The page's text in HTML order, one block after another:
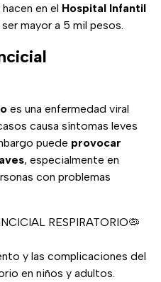
en el Hospital Infantil
mayor a 5 mil pesos.
es una enfermedad viral
causa síntomas leves
puede provocar
, especialmente en
con problemas
RESPIRATORIO🦠
y las complicaciones del
en niños y adultos.